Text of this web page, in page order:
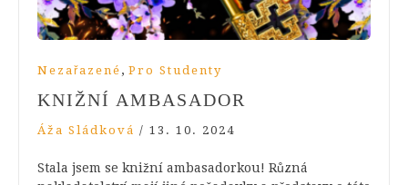
Nezařazené , Pro Studenty
KNIŽNÍ AMBASADOR
Áža Sládková / 13. 10. 2024
Stala jsem se knižní ambasadorkou! Různá